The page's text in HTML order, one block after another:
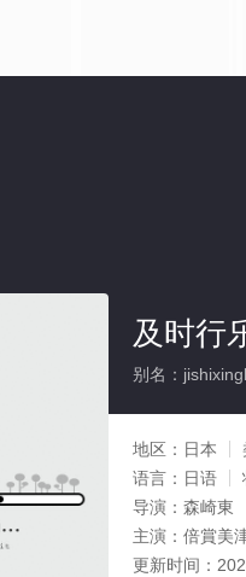
及时行
别名：
地区： 日本
语言： 日语
导演： 森崎東
主演： 倍賞美
更新时间：